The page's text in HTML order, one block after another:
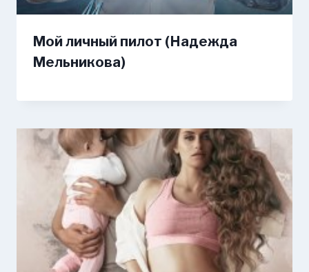
Мой личный пилот (Надежда
Мельникова)